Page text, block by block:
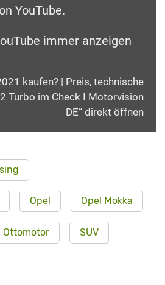
YouTube.
immer anzeigen
kaufen? | Preis, technische
Turbo im Check I Motorvision
DE“ direkt öffnen
Opel Opel Mokka
Ottomotor SUV